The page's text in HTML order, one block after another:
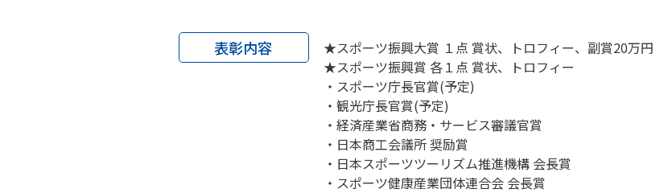
お問い合わせ・お申し込み
SSF BOOKS
表彰内容
★スポーツ振興大賞 １点 賞状、トロフィー、副賞20万円
★スポーツ振興賞 各１点 賞状、トロフィー
・スポーツ庁長官賞(予定)
・観光庁長官賞(予定)
・経済産業省商務・サービス審議官賞
・日本商工会議所 奨励賞
・日本スポーツツーリズム推進機構 会長賞
・スポーツ健康産業団体連合会 会長賞